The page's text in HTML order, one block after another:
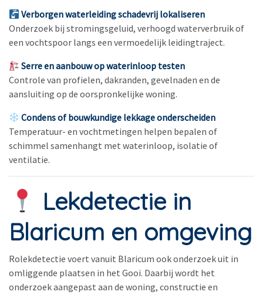
Verborgen waterleiding schadevrij lokaliseren
Onderzoek bij stromingsgeluid, verhoogd waterverbruik of
een vochtspoor langs een vermoedelijk leidingtraject.
Serre en aanbouw op waterinloop testen
Controle van profielen, dakranden, gevelnaden en de
aansluiting op de oorspronkelijke woning.
Condens of bouwkundige lekkage onderscheiden
Temperatuur- en vochtmetingen helpen bepalen of
schimmel samenhangt met waterinloop, isolatie of
ventilatie.
Lekdetectie in
Blaricum en omgeving
Rolekdetectie voert vanuit Blaricum ook onderzoek uit in
omliggende plaatsen in het Gooi. Daarbij wordt het
onderzoek aangepast aan de woning, constructie en